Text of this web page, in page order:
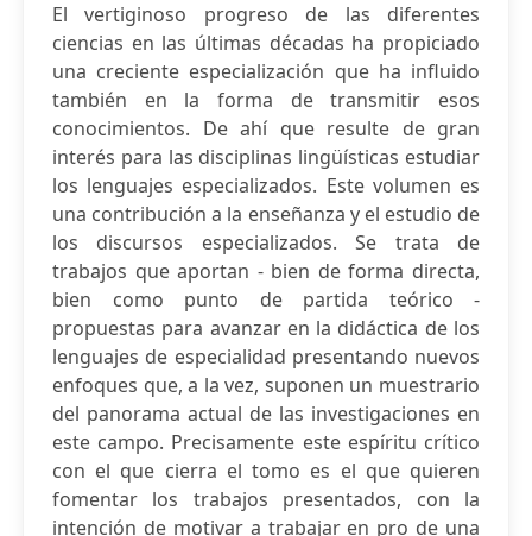
El vertiginoso progreso de las diferentes
ciencias en las últimas décadas ha propiciado
una creciente especialización que ha influido
también en la forma de transmitir esos
conocimientos. De ahí que resulte de gran
interés para las disciplinas lingüísticas estudiar
los lenguajes especializados. Este volumen es
una contribución a la enseñanza y el estudio de
los discursos especializados. Se trata de
trabajos que aportan - bien de forma directa,
bien como punto de partida teórico -
propuestas para avanzar en la didáctica de los
lenguajes de especialidad presentando nuevos
enfoques que, a la vez, suponen un muestrario
del panorama actual de las investigaciones en
este campo. Precisamente este espíritu crítico
con el que cierra el tomo es el que quieren
fomentar los trabajos presentados, con la
intención de motivar a trabajar en pro de una